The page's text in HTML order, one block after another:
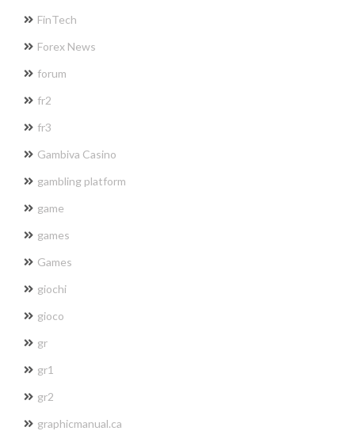
FinTech
Forex News
forum
fr2
fr3
Gambiva Casino
gambling platform
game
games
Games
giochi
gioco
gr
gr1
gr2
graphicmanual.ca